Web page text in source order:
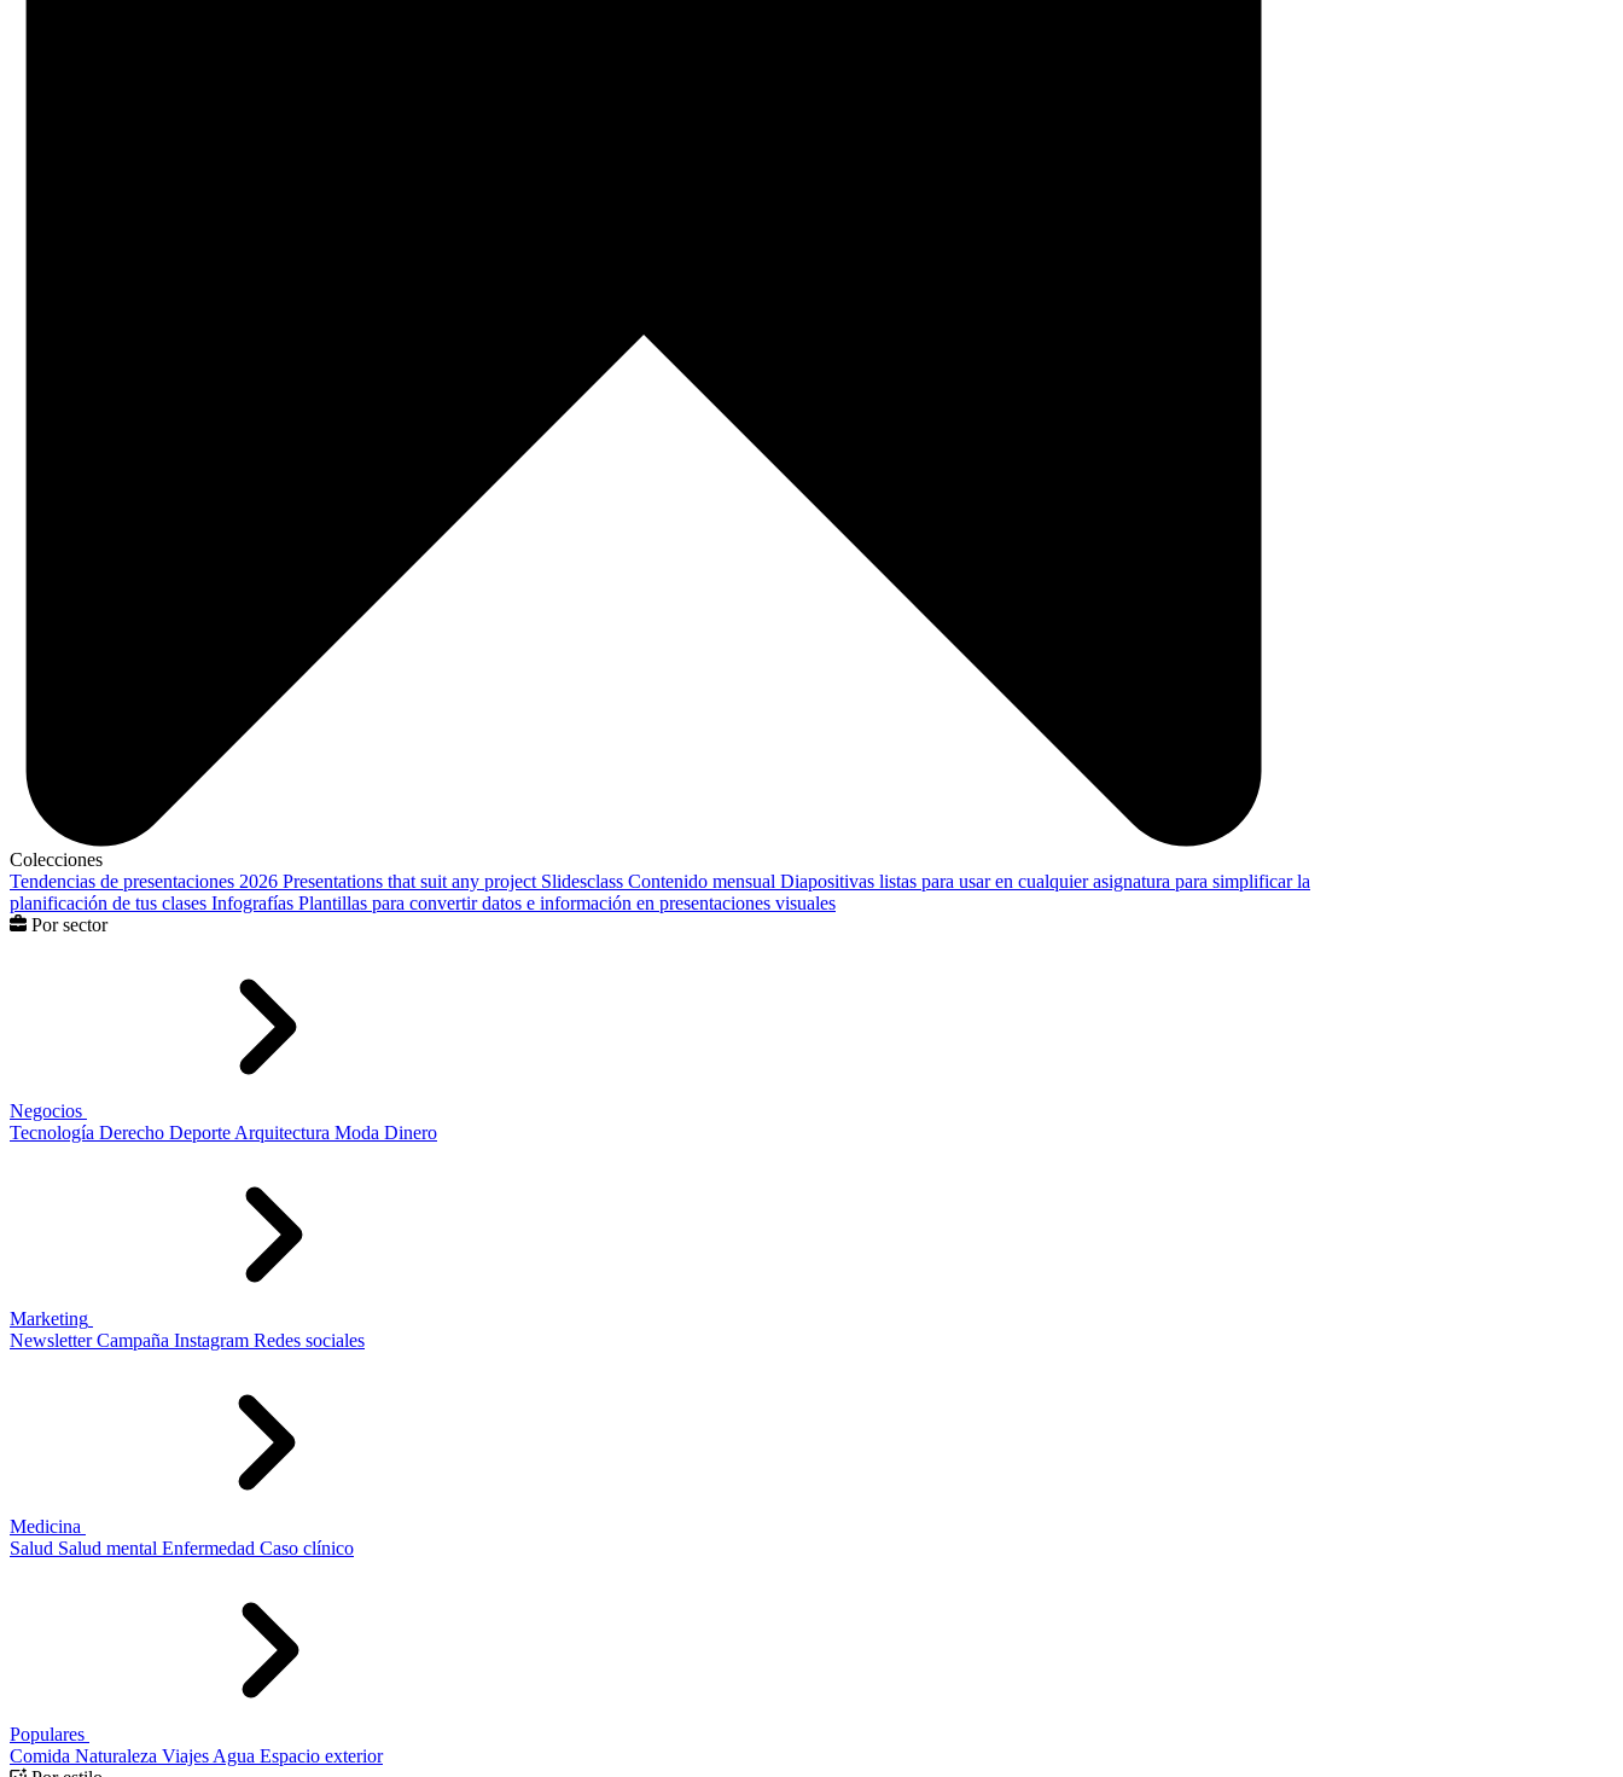
Colecciones
Tendencias de presentaciones 2026 Presentations that suit any project Slidesclass Contenido mensual Diapositivas listas para usar en cualquier asignatura para simplificar la
planificación de tus clases Infografías Plantillas para convertir datos e información en presentaciones visuales
Por sector
Negocios
Tecnología Derecho Deporte Arquitectura Moda Dinero
Marketing
Newsletter Campaña Instagram Redes sociales
Medicina
Salud Salud mental Enfermedad Caso clínico
Populares
Comida Naturaleza Viajes Agua Espacio exterior